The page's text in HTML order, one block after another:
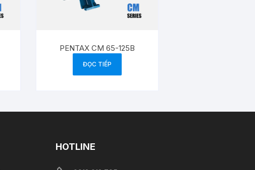
PENTAX CM 65-125B
ĐỌC TIẾP
HOTLINE